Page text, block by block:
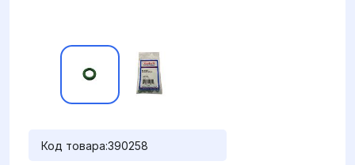
Код товара:390258